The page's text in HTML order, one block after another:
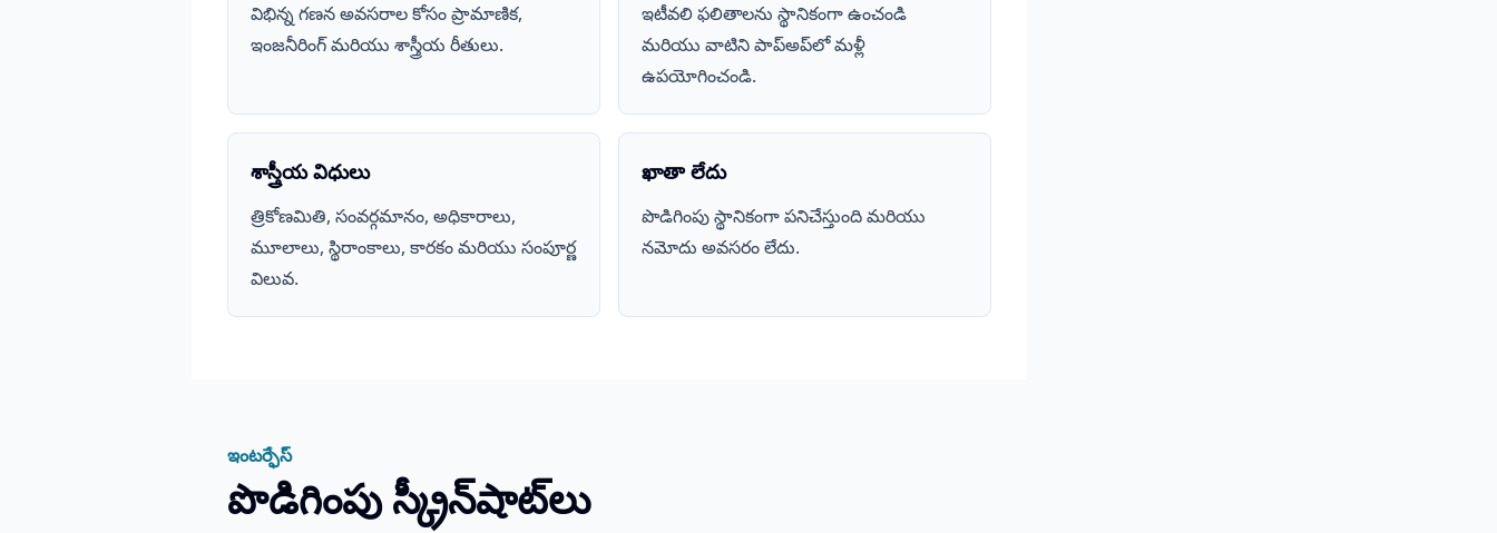
విభిన్న గణన అవసరాల కోసం ప్రామాణిక,
ఇంజనీరింగ్ మరియు శాస్త్రీయ రీతులు.
ఇటీవలి ఫలితాలను స్థానికంగా ఉంచండి
మరియు వాటిని పాప్‌అప్‌లో మళ్లీ
ఉపయోగించండి.
శాస్త్రీయ విధులు
త్రికోణమితి, సంవర్గమానం, అధికారాలు,
మూలాలు, స్థిరాంకాలు, కారకం మరియు సంపూర్ణ
విలువ.
ఖాతా లేదు
పొడిగింపు స్థానికంగా పనిచేస్తుంది మరియు
నమోదు అవసరం లేదు.
ఇంటర్ఫేస్
పొడిగింపు స్క్రీన్‌షాట్‌లు